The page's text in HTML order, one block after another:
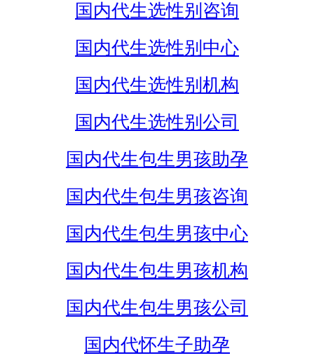
国内代生选性别咨询
国内代生选性别中心
国内代生选性别机构
国内代生选性别公司
国内代生包生男孩助孕
国内代生包生男孩咨询
国内代生包生男孩中心
国内代生包生男孩机构
国内代生包生男孩公司
国内代怀生子助孕